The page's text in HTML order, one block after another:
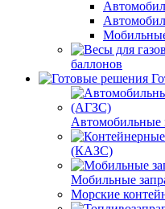
баллонов
Автомобильные
(КАЗС)
Мобильные
Морские